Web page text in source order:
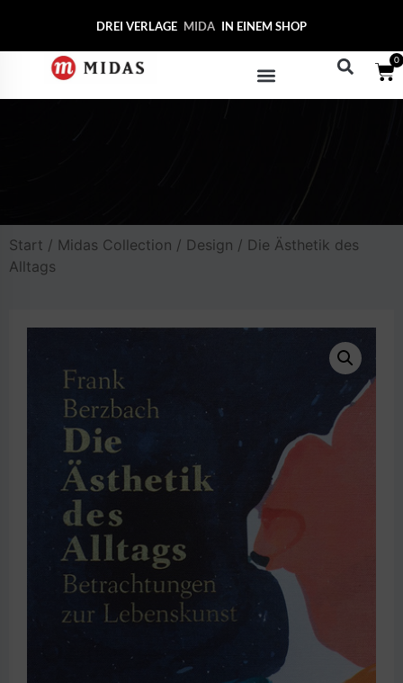
DREI VERLAGE MIDAS COLLE IN EINEM SHOP
0
Start / Midas Collection / Design / Die Ästhetik des
Alltags